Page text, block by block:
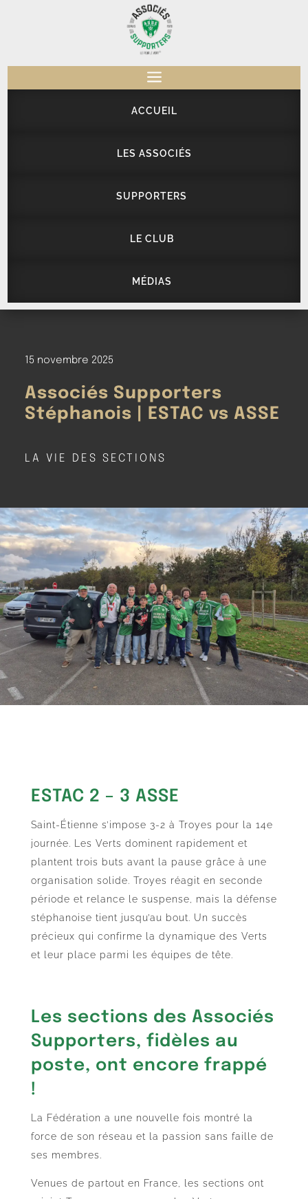
a
ACCUEIL
LES ASSOCIÉS
SUPPORTERS
LE CLUB
MÉDIAS
15 novembre 2025
Associés Supporters
Stéphanois | ESTAC vs ASSE
LA VIE DES SECTIONS
ESTAC 2 – 3 ASSE
Saint-Étienne s’impose 3-2 à Troyes pour la 14e
journée. Les Verts dominent rapidement et
plantent trois buts avant la pause grâce à une
organisation solide. Troyes réagit en seconde
période et relance le suspense, mais la défense
stéphanoise tient jusqu’au bout. Un succès
précieux qui confirme la dynamique des Verts
et leur place parmi les équipes de tête.
Les sections des Associés
Supporters, fidèles au
poste, ont encore frappé
!
La Fédération a une nouvelle fois montré la
force de son réseau et la passion sans faille de
ses membres.
Venues de partout en France, les sections ont